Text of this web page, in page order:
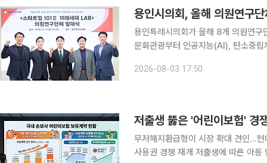
용인시의회, 올해 의원연구
용인특례시의회가 올해 8개 의원연
문화관광부터 인공지능(AI), 탄소중립까지 분야를 넓혔다. 3일
승인했다. 의원연구단체는 의
2026-08-03 17:50
저출생 뚫은 '어린이보험' 경
무저해지환급형이 시장 확대 견인…
사용권 경쟁 재개 저출생에 따른 아동 인구 감소에도 불구하고 국내 손해보험사들의 어린이보험 보